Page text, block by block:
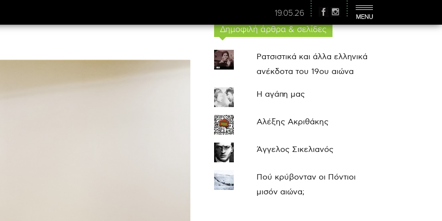
19.05.26
Δημοφιλή άρθρα & σελίδες
Ρατσιστικά και άλλα ελληνικά
ανέκδοτα του 19ου αιώνα
Η αγάπη μας
Αλέξης Ακριθάκης
Άγγελος Σικελιανός
Πού κρύβονταν οι Πόντιοι
μισόν αιώνα;